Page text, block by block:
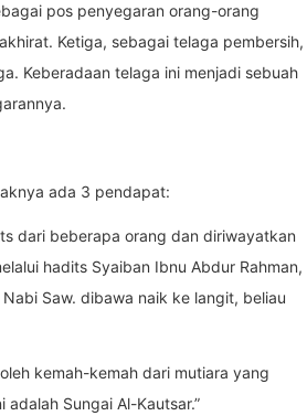
pos penyegaran orang-orang
Ketiga, sebagai telaga pembersih,
Keberadaan telaga ini menjadi sebuah
ada 3 pendapat:
dari beberapa orang dan diriwayatkan
hadits Syaiban Ibnu Abdur Rahman,
Saw. dibawa naik ke langit, beliau
kemah-kemah dari mutiara yang
Sungai Al-Kautsar.”